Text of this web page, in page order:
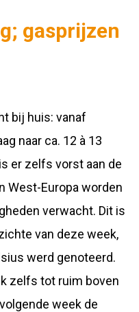
gasprijzen
bij huis: vanaf
naar ca. 12 à 13
er zelfs vorst aan de
West-Europa worden
verwacht. Dit is
van deze week,
werd genoteerd.
zelfs tot ruim boven
week de